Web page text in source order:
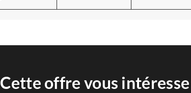
Cette offre vous intéresse